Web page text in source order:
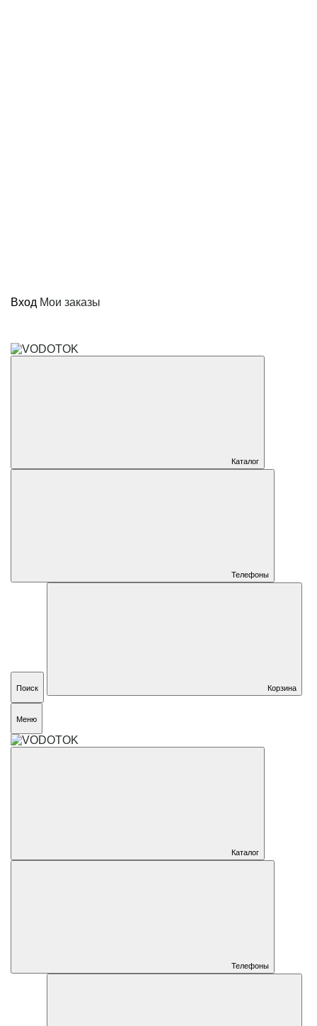
Вход Мои заказы
Каталог
Телефоны
Поиск Корзина
Меню
Каталог
Телефоны